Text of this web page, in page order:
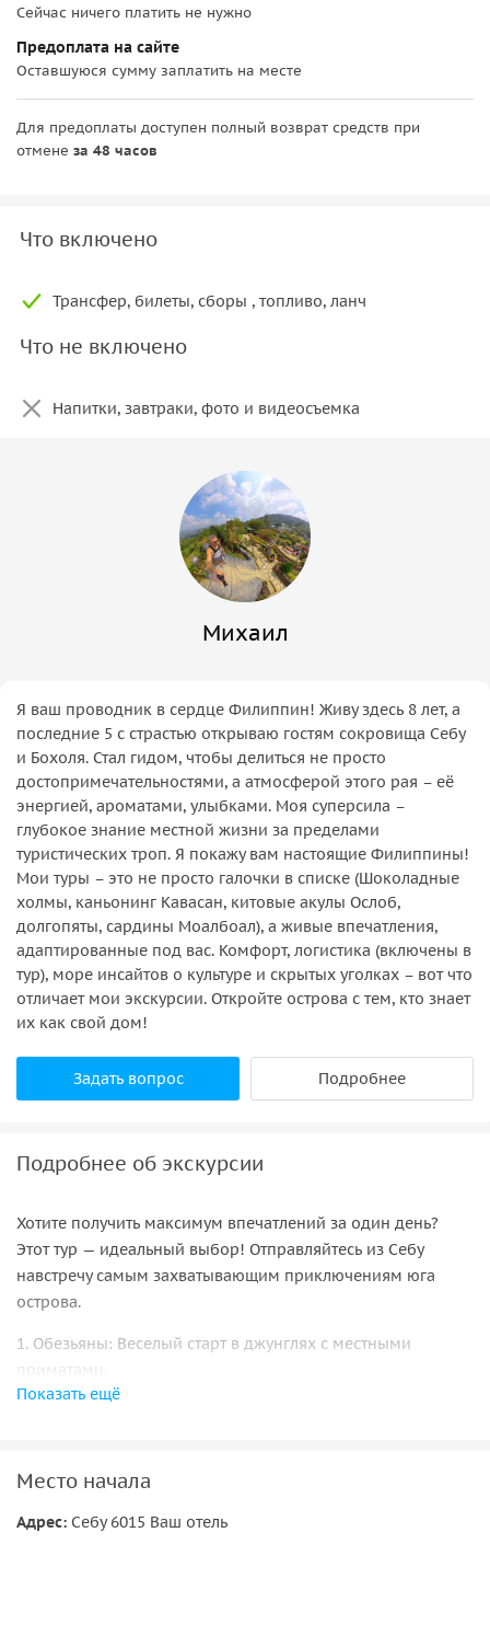
Сейчас ничего платить не нужно
Предоплата на сайте
Оставшуюся сумму заплатить на месте
Для предоплаты доступен полный возврат средств при
отмене за 48 часов
Что включено
Трансфер, билеты, сборы , топливо, ланч
Что не включено
Напитки, завтраки, фото и видеосъемка
Михаил
Я ваш проводник в сердце Филиппин! Живу здесь 8 лет, а
последние 5 с страстью открываю гостям сокровища Себу
и Бохоля. Стал гидом, чтобы делиться не просто
достопримечательностями, а атмосферой этого рая – её
энергией, ароматами, улыбками. Моя суперсила –
глубокое знание местной жизни за пределами
туристических троп. Я покажу вам настоящие Филиппины!
Мои туры – это не просто галочки в списке (Шоколадные
холмы, каньонинг Кавасан, китовые акулы Ослоб,
долгопяты, сардины Моалбоал), а живые впечатления,
адаптированные под вас. Комфорт, логистика (включены в
тур), море инсайтов о культуре и скрытых уголках – вот что
отличает мои экскурсии. Откройте острова с тем, кто знает
их как свой дом!
Задать вопрос Подробнее
Подробнее об экскурсии
Хотите получить максимум впечатлений за один день?
Этот тур — идеальный выбор! Отправляйтесь из Себу
навстречу самым захватывающим приключениям юга
острова.
1. Обезьяны: Веселый старт в джунглях с местными
приматами.
2. Водопад Тумлог (или Тумохон?): Мощь и красота
плавание рядом с гигантскими, но безобидными
4. Каньонинг : Адреналин, прыжки в кристальные
Показать ещё
Место начала
Адрес: Себу 6015 Ваш отель